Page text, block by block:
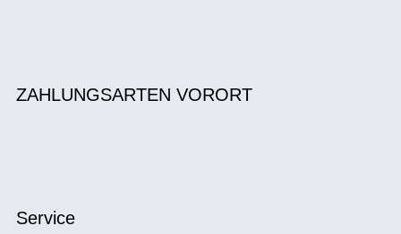
ZAHLUNGSARTEN VORORT
Service